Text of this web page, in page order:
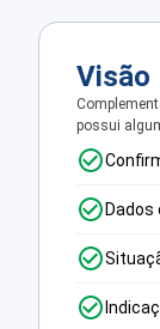
Visão
possui